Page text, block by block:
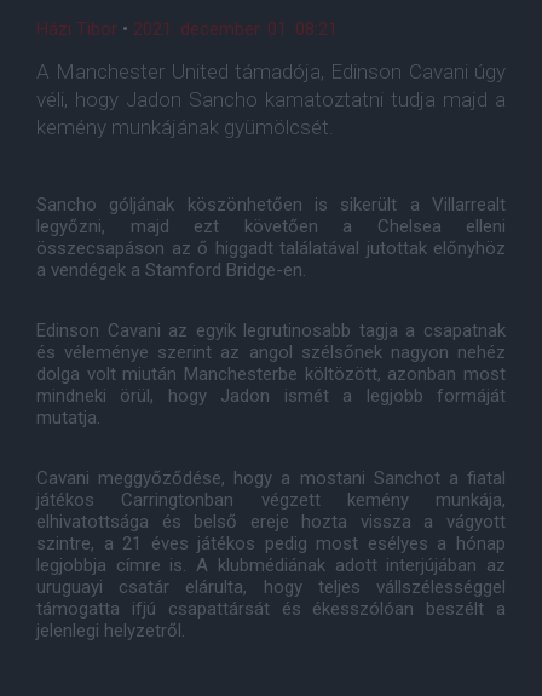
Házi Tibor • 2021. december. 01. 08:21
A Manchester United támadója, Edinson Cavani úgy
véli, hogy Jadon Sancho kamatoztatni tudja majd a
kemény munkájának gyümölcsét.
Sancho góljának köszönhetően is sikerült a Villarrealt
legyőzni, majd ezt követően a Chelsea elleni
összecsapáson az ő higgadt találatával jutottak előnyhöz
a vendégek a Stamford Bridge-en.
Edinson Cavani az egyik legrutinosabb tagja a csapatnak
és véleménye szerint az angol szélsőnek nagyon nehéz
dolga volt miután Manchesterbe költözött, azonban most
mindneki örül, hogy Jadon ismét a legjobb formáját
mutatja.
Cavani meggyőződése, hogy a mostani Sanchot a fiatal
játékos Carringtonban végzett kemény munkája,
elhivatottsága és belső ereje hozta vissza a vágyott
szintre, a 21 éves játékos pedig most esélyes a hónap
legjobbja címre is. A klubmédiának adott interjújában az
uruguayi csatár elárulta, hogy teljes vállszélességgel
támogatta ifjú csapattársát és ékesszólóan beszélt a
jelenlegi helyzetről.